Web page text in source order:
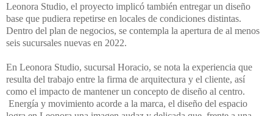
Leonora Studio, el proyecto implicó también entregar un diseño
base que pudiera repetirse en locales de condiciones distintas.
Dentro del plan de negocios, se contempla la apertura de al menos
seis sucursales nuevas en 2022.
En Leonora Studio, sucursal Horacio, se nota la experiencia que
resulta del trabajo entre la firma de arquitectura y el cliente, así
como el impacto de mantener un concepto de diseño al centro.
Energía y movimiento acorde a la marca, el diseño del espacio